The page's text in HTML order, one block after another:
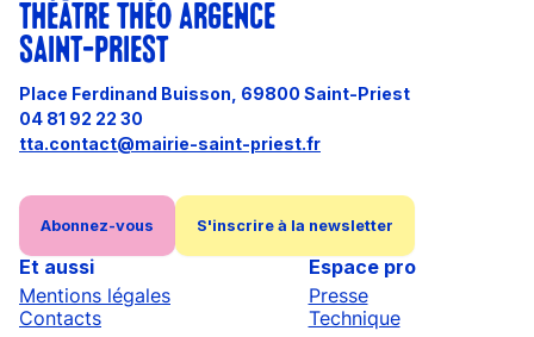
THÉÂTRE THÉO ARGENCE
SAINT-PRIEST
Place Ferdinand Buisson, 69800 Saint-Priest
04 81 92 22 30
tta.contact@mairie-saint-priest.fr
Abonnez-vous S'inscrire à la newsletter
Et aussi
Mentions légales
Contacts
Espace pro
Presse
Technique